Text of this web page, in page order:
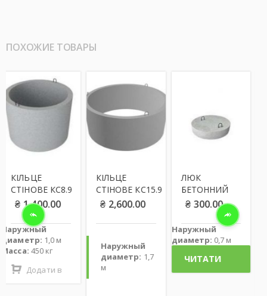
ПОХОЖИЕ ТОВАРЫ
КС8.9
1,0 м
450 кг
Додати в
КІЛЬЦЕ
СТІНОВЕ КС15.9
2,600.00
Наружный
диаметр:1,7
БЕТОННИЙ
300.00
Наружный
диаметр:0,7 м
ЧИТАТИ